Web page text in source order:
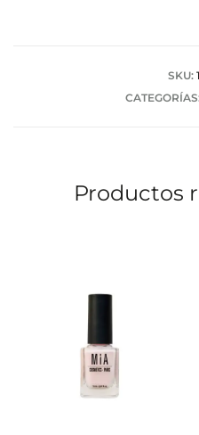
SKU:
Productos